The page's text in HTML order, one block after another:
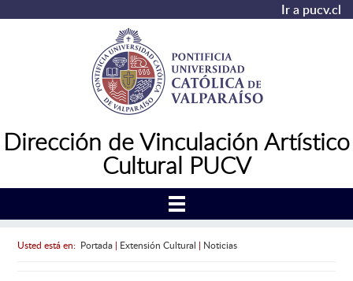
Ir a pucv.cl
Dirección de Vinculación Artístico
Cultural PUCV
Usted está en: Portada| Extensión Cultural | Noticias